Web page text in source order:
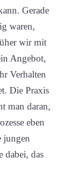
Gerade
waren,
wir mit
Angebot,
Verhalten
Die Praxis
man daran,
eben
jungen
dabei, das